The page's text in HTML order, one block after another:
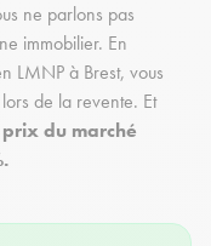
ne parlons pas
immobilier. En
LMNP à Brest, vous
de la revente. Et
du marché